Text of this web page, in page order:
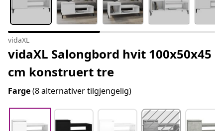
vidaXL
vidaXL Salongbord hvit 100x50x45
cm konstruert tre
Farge(8 alternativer tilgjengelig)